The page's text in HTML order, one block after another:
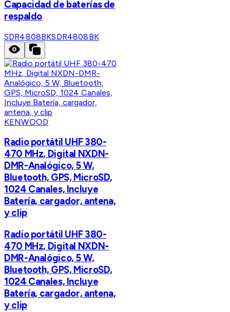
Capacidad de baterías de
respaldo
SDR4808BKSDR4808BK
KENWOOD
Radio portátil UHF 380-
470 MHz, Digital NXDN-
DMR-Analógico, 5 W,
Bluetooth, GPS, MicroSD,
1024 Canales, Incluye
Batería, cargador, antena,
y clip
Radio portátil UHF 380-
470 MHz, Digital NXDN-
DMR-Analógico, 5 W,
Bluetooth, GPS, MicroSD,
1024 Canales, Incluye
Batería, cargador, antena,
y clip